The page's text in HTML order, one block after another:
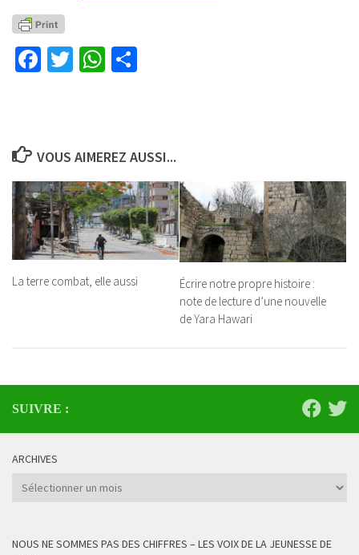
Facebook
TwitterWhatsApp
VOUS AIMEREZ AUSSI...
La terre combat, elle aussi
Écrire notre propre histoire :
note de lecture d’une nouvelle
de Yara Hawari
SUIVRE :
ARCHIVES
Archives
NOUS NE SOMMES PAS DES CHIFFRES – LES VOIX DE LA JEUNESSE DE